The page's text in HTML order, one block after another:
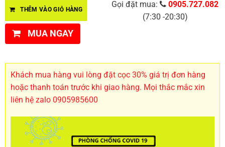
THÊM VÀO GIỎ HÀNG
MUA NGAY
Gọi đặt mua:
0905.727.082
(7:30 -20:30)
Khách mua hàng vui lòng đặt cọc 30% giá trị đơn hàng
hoặc thanh toán trước khi giao hàng. Mọi thắc mắc xin
liên hệ zalo 0905985600